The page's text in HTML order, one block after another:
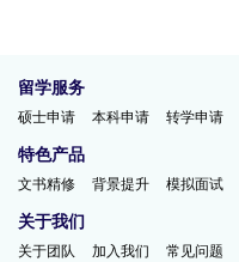
留学服务
硕士申请 本科申请 转学申请
特色产品
文书精修 背景提升 模拟面试
关于我们
关于团队 加入我们 常见问题